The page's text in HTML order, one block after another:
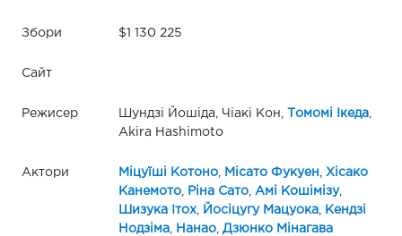
Збори $1 130 225
Сайт
Режисер Шундзі Йошіда, Чіакі Кон, Томомі Ікеда,
Akira Hashimoto
Актори Міцуїші Котоно, Місато Фукуен , Хісако
Канемото, Ріна Сато, Амі Кошімізу,
Шизука Ітох, Йосіцугу Мацуока, Кендзі
Нодзіма, Нанао, Дзюнко Мінагава